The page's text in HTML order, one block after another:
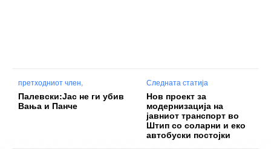
претходниот член,
Палевски:Јас не ги убив
Вања и Панче
Следната статија
Нов проект за
модернизација на
јавниот транспорт во
Штип со соларни и еко
автобуски постојки